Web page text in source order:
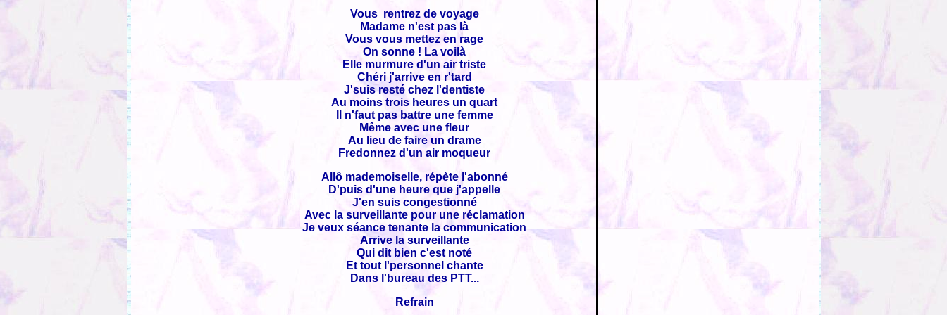
Vous rentrez de voyage
Madame n'est pas là
Vous vous mettez en rage
On sonne ! La voilà
Elle murmure d'un air triste
Chéri j'arrive en r'tard
J'suis resté chez l'dentiste
Au moins trois heures un quart
Il n'faut pas battre une femme
Même avec une fleur
Au lieu de faire un drame
Fredonnez d'un air moqueur
Allô mademoiselle, répète l'abonné
D'puis d'une heure que j'appelle
J'en suis congestionné
Avec la surveillante pour une réclamation
Je veux séance tenante la communication
Arrive la surveillante
Qui dit bien c'est noté
Et tout l'personnel chante
Dans l'bureau des PTT...
Refrain